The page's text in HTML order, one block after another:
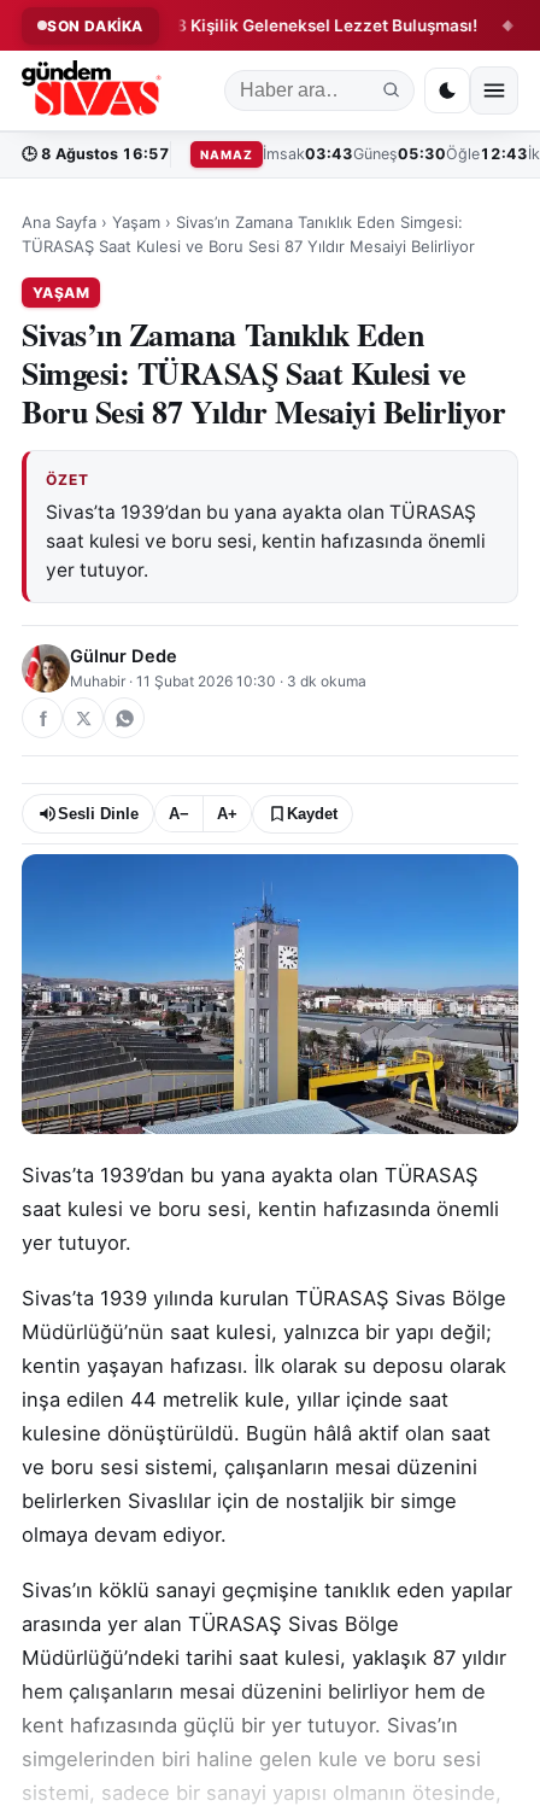
SON DAKİKA
5 Bin 58 Kişilik Geleneksel Lezzet Buluşması! ◆
🕒 8 Ağustos 16:57 NAMAZ İmsak03:43Güneş05:30Öğle12:43
Ana Sayfa › Yaşam › Sivas’ın Zamana Tanıklık Eden Simgesi:
TÜRASAŞ Saat Kulesi ve Boru Sesi 87 Yıldır Mesaiyi Belirliyor
YAŞAM
Sivas’ın Zamana Tanıklık Eden
Simgesi: TÜRASAŞ Saat Kulesi ve
Boru Sesi 87 Yıldır Mesaiyi Belirliyor
ÖZET
Sivas’ta 1939’dan bu yana ayakta olan TÜRASAŞ
saat kulesi ve boru sesi, kentin hafızasında önemli
yer tutuyor.
Gülnur Dede
Muhabir · 11 Şubat 2026 10:30 · 3 dk okuma
Sesli Dinle A− A+ Kaydet
Sivas’ta 1939’dan bu yana ayakta olan TÜRASAŞ
saat kulesi ve boru sesi, kentin hafızasında önemli
yer tutuyor.
Sivas’ta 1939 yılında kurulan TÜRASAŞ Sivas Bölge
Müdürlüğü’nün saat kulesi, yalnızca bir yapı değil;
kentin yaşayan hafızası. İlk olarak su deposu olarak
inşa edilen 44 metrelik kule, yıllar içinde saat
kulesine dönüştürüldü. Bugün hâlâ aktif olan saat
ve boru sesi sistemi, çalışanların mesai düzenini
belirlerken Sivaslılar için de nostaljik bir simge
olmaya devam ediyor.
Sivas’ın köklü sanayi geçmişine tanıklık eden yapılar
arasında yer alan TÜRASAŞ Sivas Bölge
Müdürlüğü’ndeki tarihi saat kulesi, yaklaşık 87 yıldır
hem çalışanların mesai düzenini belirliyor hem de
kent hafızasında güçlü bir yer tutuyor. Sivas’ın
simgelerinden biri haline gelen kule ve boru sesi
sistemi, sadece bir sanayi yapısı olmanın ötesinde,